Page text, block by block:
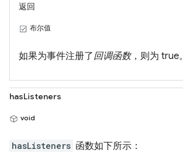
返回
布尔值
如果为事件注册了回调函数，则为 true。
hasListeners
void
hasListeners 函数如下所示：